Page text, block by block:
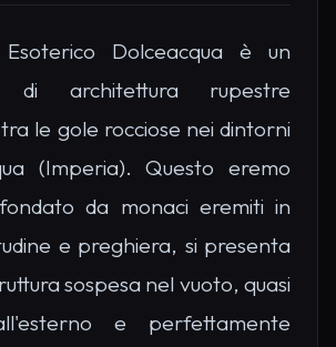
Dolceacqua è un
di architettura rupestre
le gole rocciose nei dintorni
(Imperia). Questo eremo
da monaci eremiti in
e preghiera, si presenta
sospesa nel vuoto, quasi
e perfettamente